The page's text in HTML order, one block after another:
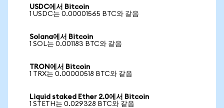
USDC에서 Bitcoin
1 USDC는 0.00001565 BTC와 같음
Solana에서 Bitcoin
1 SOL는 0.001183 BTC와 같음
TRON에서 Bitcoin
1 TRX는 0.00000518 BTC와 같음
Liquid staked Ether 2.0에서 Bitcoin
1 STETH는 0.029328 BTC와 같음